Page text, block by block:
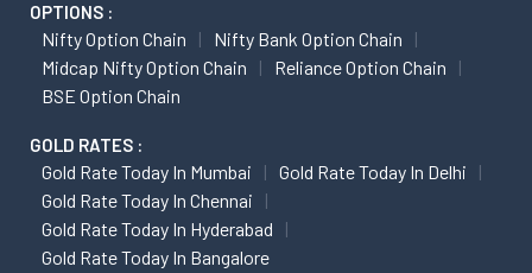
OPTIONS :
Nifty Option Chain
Nifty Bank Option Chain
Midcap Nifty Option Chain
Reliance Option Chain
BSE Option Chain
GOLD RATES :
Gold Rate Today In Mumbai
Gold Rate Today In Delhi
Gold Rate Today In Chennai
Gold Rate Today In Hyderabad
Gold Rate Today In Bangalore